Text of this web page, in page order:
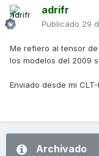
adrifr
Publicado 29
Me refiero al tensor
los modelos del 2009
Enviado desde mi
Archivado